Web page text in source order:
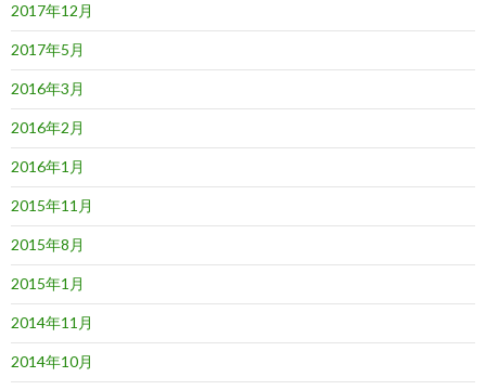
2017年12月
2017年5月
2016年3月
2016年2月
2016年1月
2015年11月
2015年8月
2015年1月
2014年11月
2014年10月